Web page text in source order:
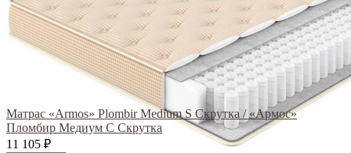
Матрас «Armos» Plombir Medium S Скрутка / «Армос»
Пломбир Медиум С Скрутка
11 105 ₽